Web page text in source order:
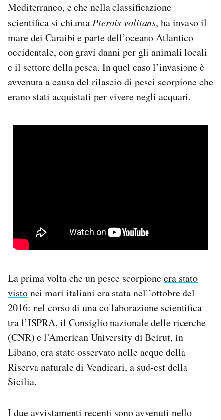
Mediterraneo, e che nella classificazione
scientifica si chiamaPterois volitans, ha invaso il
mare dei Caraibi e parte dell’oceano Atlantico
occidentale, con gravi danni per gli animali locali
e il settore della pesca. In quel caso l’invasione è
avvenuta a causa del rilascio di pesci scorpione che
erano stati acquistati per vivere negli acquari.
La prima volta che un pesce scorpioneera stato
vistonei mari italiani era stata nell’ottobre del
2016: nel corso di una collaborazione scientifica
tra l’ISPRA, il Consiglio nazionale delle ricerche
(CNR) e l’American University di Beirut, in
Libano, era stato osservato nelle acque della
Riserva naturale di Vendicari, a sud-est della
Sicilia.
I due avvistamenti recenti sono avvenuti nello